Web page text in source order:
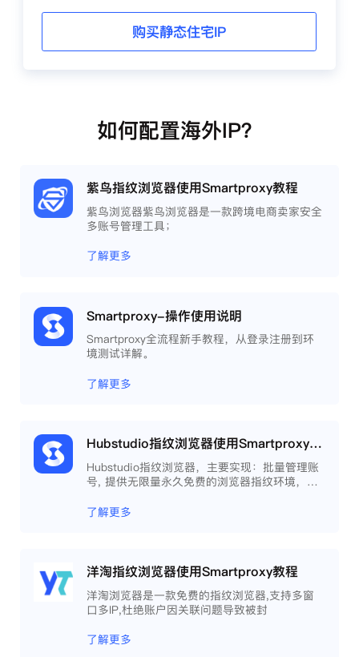
购买静态住宅IP
如何配置海外IP？
紫鸟指纹浏览器使用Smartproxy教程
紫鸟浏览器紫鸟浏览器是一款跨境电商卖家安全
多账号管理工具；
了解更多
Smartproxy-操作使用说明
Smartproxy全流程新手教程，从登录注册到环
境测试详解。
了解更多
Hubstudio指纹浏览器使用Smartproxy教程
Hubstudio指纹浏览器，主要实现：批量管理账
号, 提供无限量永久免费的浏览器指纹环境，并
工作效率 。
了解更多
洋淘指纹浏览器使用Smartproxy教程
洋淘浏览器是一款免费的指纹浏览器,支持多窗
口多IP,杜绝账户因关联问题导致被封
了解更多